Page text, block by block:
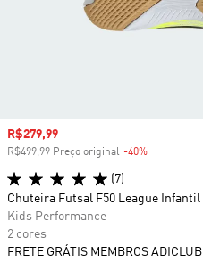
Preço com desconto
R$279,99
R$499,99 Preço original -40%
(7)
Chuteira Futsal F50 League Infantil
Kids Performance
2 cores
FRETE GRÁTIS MEMBROS ADICLUB